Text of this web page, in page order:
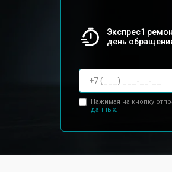
Экспрес1
день
Нажимая на кнопку
данных.